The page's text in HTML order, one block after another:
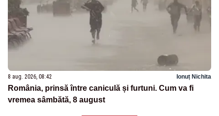
8 aug. 2026, 08:42 Ionuț Nichita
România, prinsă între caniculă și furtuni. Cum va fi
vremea sâmbătă, 8 august